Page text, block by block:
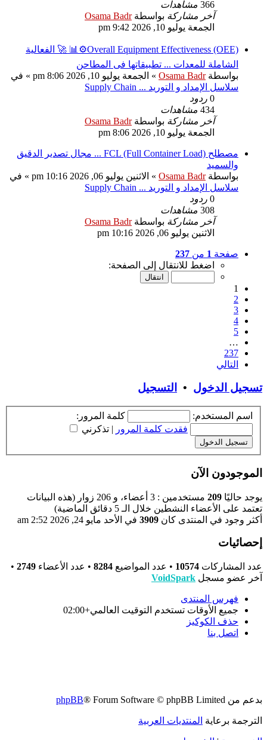
366 مشاهدات
آخر مشاركة بواسطةOsama Badr
الجمعة يوليو 10, 2026 9:42 pm
Overall Equipment Effectiveness (OEE)⚙️📊 🚀 الفعالية
الشاملة للمعدات ... تطبيقاتها فى المطاحن
بواسطةOsama Badr » الجمعة يوليو 10, 2026 8:06 pm » في
سلاسل الإمداد و التوريد ... Supply Chain
0 ردود
434 مشاهدات
آخر مشاركة بواسطةOsama Badr
الجمعة يوليو 10, 2026 8:06 pm
مصطلح FCL (Full Container Load) ... مجال تصدير الدقيق
والسميد
بواسطةOsama Badr » الاثنين يوليو 06, 2026 10:16 pm » في
سلاسل الإمداد و التوريد ... Supply Chain
0 ردود
308 مشاهدات
آخر مشاركة بواسطةOsama Badr
الاثنين يوليو 06, 2026 10:16 pm
صفحة 1 من 237
اضغط للانتقال إلى الصفحة:
1
2
3
4
5
…
237
التالي
تسجيل الدخول • التسجيل
اسم المستخدم:
كلمة المرور:
فقدت كلمة المرور | تذكرني
الموجودون الآن
يوجد حاليًا 209
مستخدمين : 3 أعضاء، و 206 زوار (هذه البيانات
تعتمد على الأعضاء النشطين خلال الـ 5 دقائق الماضية)
أكثر وجود في المنتدى كان 3909 في الأحد مايو 24, 2026 2:52 am
إحصائيات
عدد المشاركات 10574 • عدد المواضيع 8284 • عدد الأعضاء 2749
•
آخر عضو مسجل VoidSpark
فهرس المنتدى
جميع الأوقات تستخدم التوقيت العالمي+02:00
حذف الكوكيز
اتصل بنا
بدعم من phpBB® Forum Software © phpBB Limited
الترجمة برعاية المنتديات العربية